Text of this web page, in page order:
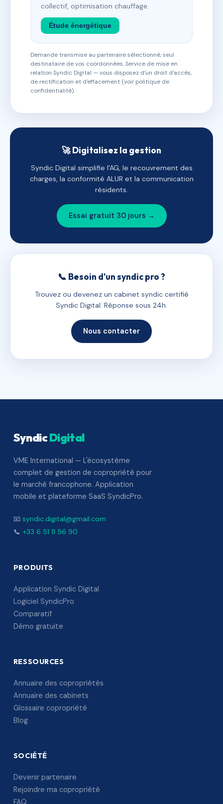
collectif, optimisation chauffage.
Étude énergétique
Demande transmise au partenaire sélectionné, seul
destinataire de vos coordonnées. Service de mise en
relation Syndic Digital — vous disposez d'un droit d'accès,
de rectification et d'effacement (voir politique de
confidentialité).
🚀 Digitalisez la gestion
Syndic Digital simplifie l'AG, le recouvrement des
charges, la conformité ALUR et la communication
résidents.
Essai gratuit 30 jours →
📞 Besoin d'un syndic pro ?
Trouvez ou devenez un cabinet syndic certifié
Syndic Digital. Réponse sous 24h.
Nous contacter
SyndicDigital
VME International — L'écosystème
complet de gestion de copropriété pour
le marché francophone. Application
mobile et plateforme SaaS SyndicPro.
📧 syndic.digital@gmail.com
📞 +33 6 51 11 56 90
PRODUITS
Application Syndic Digital
Logiciel SyndicPro
Comparatif
Démo gratuite
RESSOURCES
Annuaire des copropriétés
Annuaire des cabinets
Glossaire copropriété
Blog
SOCIÉTÉ
Devenir partenaire
Rejoindre ma copropriété
FAQ